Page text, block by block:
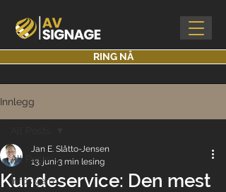
RING NÅ
Innlegg
All Posts
Infoskjerm
Kundeservice: Den mest
Jan E. Slåtto-Jensen
13. juni 3 min lesing